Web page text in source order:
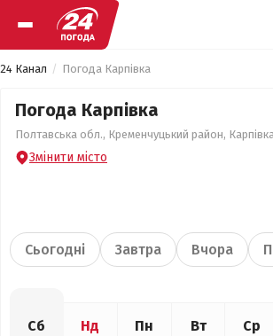
24 Канал Погода Карпівка
Погода Карпівка
Полтавська обл., Кременчуцький район,
Змінити місто
Сьогодні Завтра Вчора
Сб Нд Пн Вт Ср